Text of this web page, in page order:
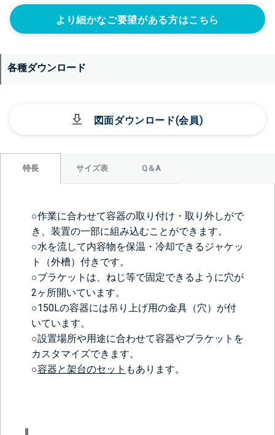
より細かなご要望がある方はこちら
各種ダウンロード
図面ダウンロード(会員)
特長 サイズ表 Q＆A
○作業に合わせて容器の取り付け・取り外しがで
き、装置の一部に組み込むことができます。
○水を流して内容物を保温・冷却できるジャケッ
ト（外槽）付きです。
○ブラケットは、ねじ等で固定できるように穴が
2ヶ所開いています。
○150Lの容器には吊り上げ用の金具（穴）が付
いています。
○設置場所や用途に合わせて容器やブラケットを
カスタマイズできます。
○容器と架台のセット もあります。